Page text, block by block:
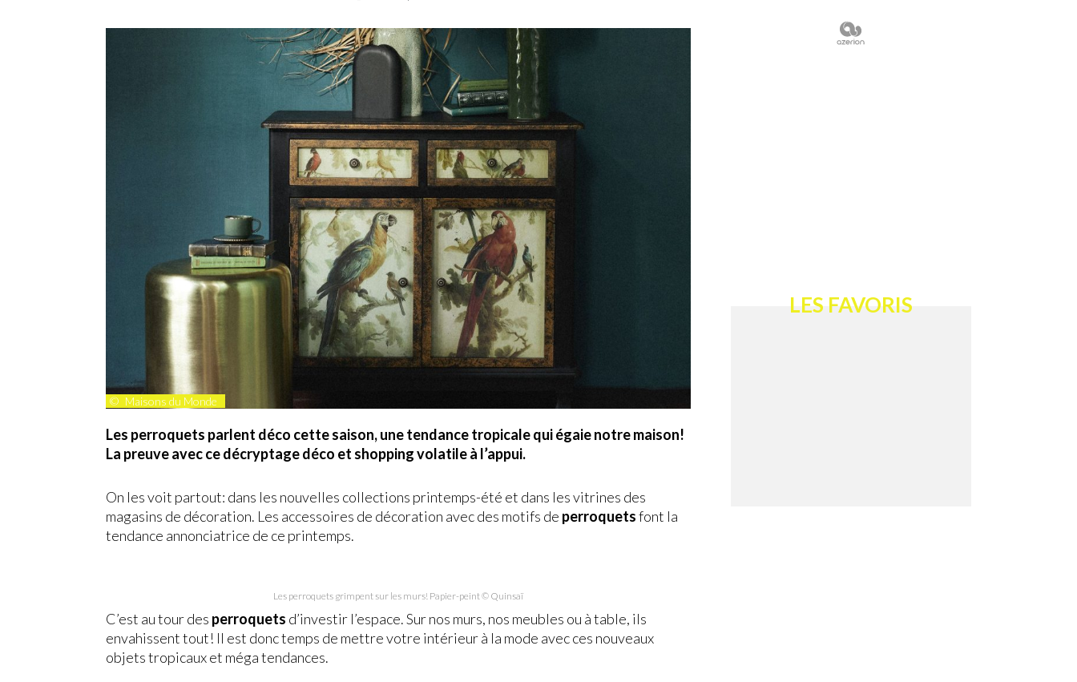
© Maisons du Monde
Les perroquets parlent déco cette saison, une tendance tropicale qui égaie notre maison!
La preuve avec ce décryptage déco et shopping volatile à l’appui.
On les voit partout: dans les nouvelles collections printemps-été et dans les vitrines des
magasins de décoration. Les accessoires de décoration avec des motifs de perroquetsfont la
tendance annonciatrice de ce printemps.
Les perroquets grimpent sur les murs! Papier-peint © Quinsaï
C’est au tour des perroquets d’investir l’espace. Sur nos murs, nos meubles ou à table, ils
envahissent tout! Il est donc temps de mettre votre intérieur à la mode avec ces nouveaux
objets tropicaux et méga tendances.
LES FAVORIS